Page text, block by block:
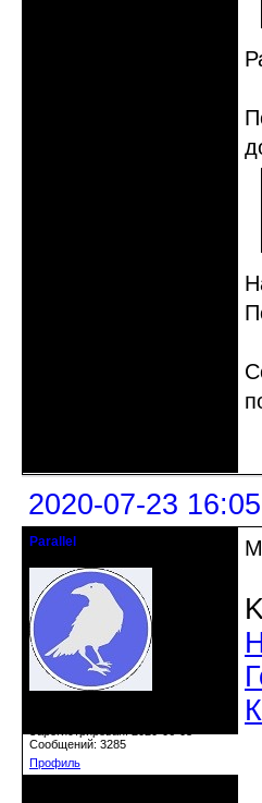
2020-07-23
Parallel
Сообщений: 3285
Профиль